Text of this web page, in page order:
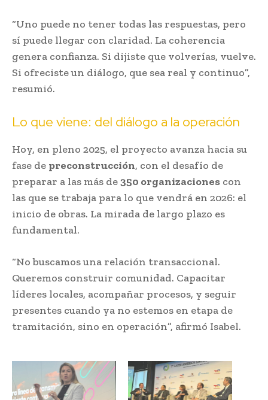
“Uno puede no tener todas las respuestas, pero
sí puede llegar con claridad. La coherencia
genera confianza. Si dijiste que volverías, vuelve.
Si ofreciste un diálogo, que sea real y continuo”,
resumió.
Lo que viene: del diálogo a la operación
Hoy, en pleno 2025, el proyecto avanza hacia su
fase de preconstrucción, con el desafío de
preparar a las más de350 organizaciones con
las que se trabaja para lo que vendrá en 2026: el
inicio de obras. La mirada de largo plazo es
fundamental.
“No buscamos una relación transaccional.
Queremos construir comunidad. Capacitar
líderes locales, acompañar procesos, y seguir
presentes cuando ya no estemos en etapa de
tramitación, sino en operación”, afirmó Isabel.